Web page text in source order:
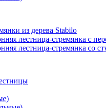
из дерева Stabilo
лестница-стремянка с
лестница-стремянка со